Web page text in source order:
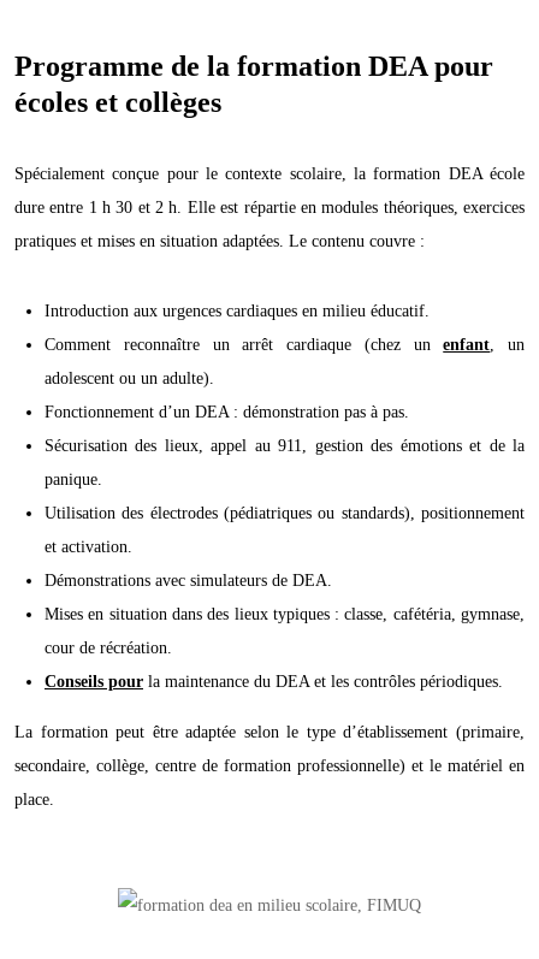
Programme de la formation DEA pour
écoles et collèges
Spécialement conçue pour le contexte scolaire, la formation DEA école
dure entre 1 h 30 et 2 h. Elle est répartie en modules théoriques, exercices
pratiques et mises en situation adaptées. Le contenu couvre :
Introduction aux urgences cardiaques en milieu éducatif.
Comment reconnaître un arrêt cardiaque (chez unenfant , un
adolescent ou un adulte).
Fonctionnement d’un DEA : démonstration pas à pas.
Sécurisation des lieux, appel au 911, gestion des émotions et de la
panique.
Utilisation des électrodes (pédiatriques ou standards), positionnement
et activation.
Démonstrations avec simulateurs de DEA.
Mises en situation dans des lieux typiques : classe, cafétéria, gymnase,
cour de récréation.
Conseils pour la maintenance du DEA et les contrôles périodiques.
La formation peut être adaptée selon le type d’établissement (primaire,
secondaire, collège, centre de formation professionnelle) et le matériel en
place.